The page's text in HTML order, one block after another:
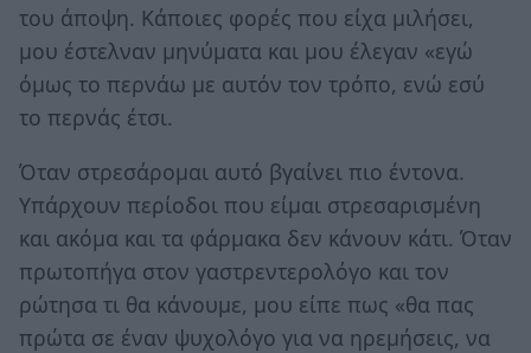
του άποψη. Κάποιες φορές που είχα μιλήσει,
μου έστελναν μηνύματα και μου έλεγαν «εγώ
όμως το περνάω με αυτόν τον τρόπο, ενώ εσύ
το περνάς έτσι.
Όταν στρεσάρομαι αυτό βγαίνει πιο έντονα.
Υπάρχουν περίοδοι που είμαι στρεσαρισμένη
και ακόμα και τα φάρμακα δεν κάνουν κάτι. Όταν
πρωτοπήγα στον γαστρεντερολόγο και τον
ρώτησα τι θα κάνουμε, μου είπε πως «θα πας
πρώτα σε έναν ψυχολόγο για να ηρεμήσεις, να